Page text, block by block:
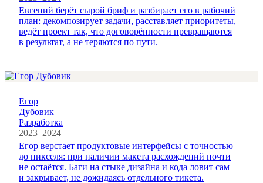
Евгений берёт сырой бриф и разбирает его в рабочий
план: декомпозирует задачи, расставляет приоритеты,
ведёт проект так, что договорённости превращаются
в результат, а не теряются по пути.
Егор
Дубовик
Разработка
2023–2024
Егор верстает продуктовые интерфейсы с точностью
до пикселя: при наличии макета расхождений почти
не остаётся. Баги на стыке дизайна и кода ловит сам
и закрывает, не дожидаясь отдельного тикета.